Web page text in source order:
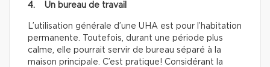
4. Un bureau de travail
L’utilisation générale d’une UHA est pour l’habitation
permanente. Toutefois, durant une période plus
calme, elle pourrait servir de bureau séparé à la
maison principale. C’est pratique! Considérant la